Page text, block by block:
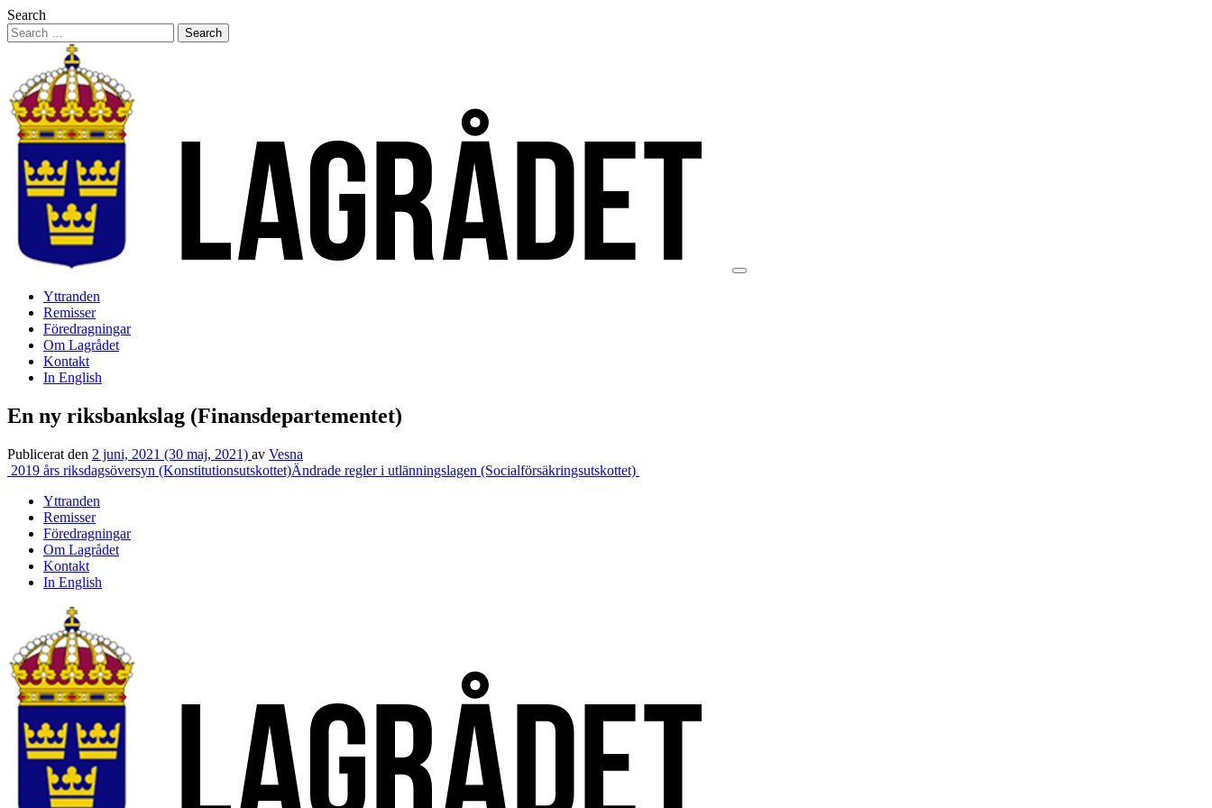
Hoppa
till
innehåll
Search
Yttranden
Remisser
Föredragningar
Om Lagrådet
Kontakt
In English
En ny riksbankslag (Finansdepartementet)
Publicerat den 2 juni, 2021 (30 maj, 2021) av Vesna
Inläggsnavigering
2019 års riksdagsöversyn (Konstitutionsutskottet)Ändrade regler i utlänningslagen (Socialförsäkringsutskottet)
Yttranden
Remisser
Föredragningar
Om Lagrådet
Kontakt
In English